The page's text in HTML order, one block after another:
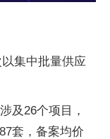
集中批量供应
及26个项目，
套，备案均价